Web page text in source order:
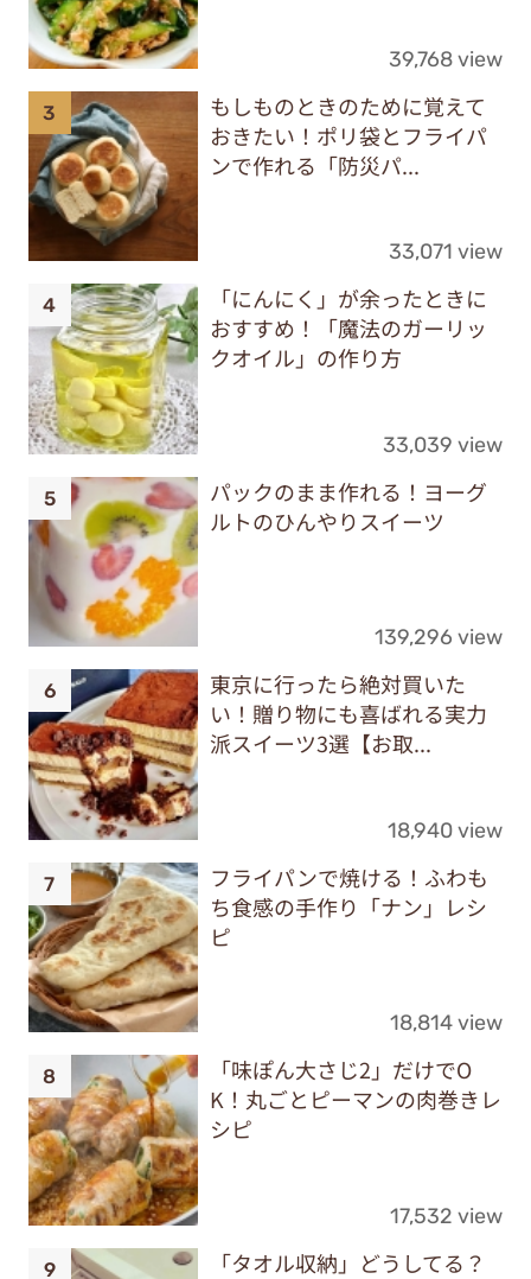
39,768 view
もしものときのために覚えて
おきたい！ポリ袋とフライパ
ンで作れる「防災パ...
33,071 view
「にんにく」が余ったときに
おすすめ！「魔法のガーリッ
クオイル」の作り方
33,039 view
パックのまま作れる！ヨーグ
ルトのひんやりスイーツ
139,296 view
東京に行ったら絶対買いた
い！贈り物にも喜ばれる実力
派スイーツ3選【お取...
18,940 view
フライパンで焼ける！ふわも
ち食感の手作り「ナン」レシ
ピ
18,814 view
「味ぽん大さじ2」だけでO
K！丸ごとピーマンの肉巻きレ
シピ
17,532 view
「タオル収納」どうしてる？